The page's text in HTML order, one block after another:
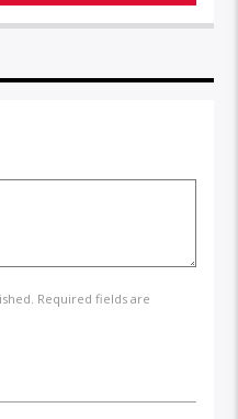
Required fields are